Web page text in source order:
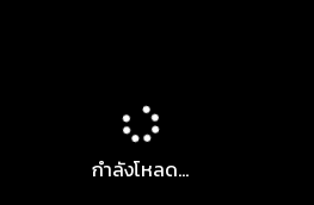
กำลังโหลด...